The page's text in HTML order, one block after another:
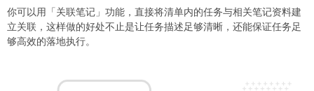
你可以用「关联笔记」功能，直接将清单内的任务与相关笔记资料建
立关联，这样做的好处不止是让任务描述足够清晰，还能保证任务足
够高效的落地执行。